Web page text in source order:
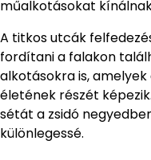
műalkotásokat
A titkos utcák
fordítani a falakon
alkotásokra is,
életének részét
sétát a zsidó
különlegessé.